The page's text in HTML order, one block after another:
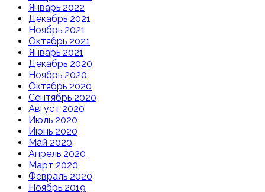
Январь 2022
Декабрь 2021
Ноябрь 2021
Октябрь 2021
Январь 2021
Декабрь 2020
Ноябрь 2020
Октябрь 2020
Сентябрь 2020
Август 2020
Июль 2020
Июнь 2020
Май 2020
Апрель 2020
Март 2020
Февраль 2020
Ноябрь 2019